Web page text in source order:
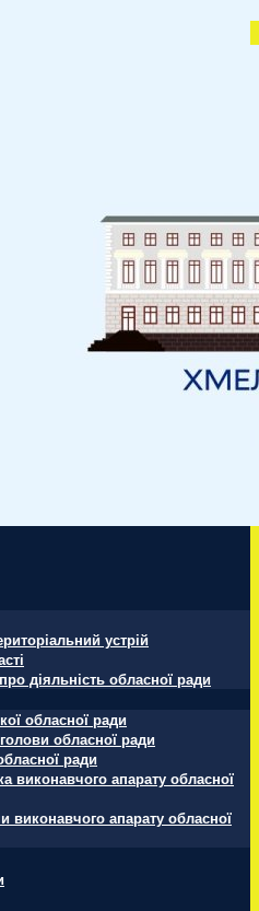
устрій
діяльність обласної ради
обласної ради
обласної ради
ради
виконавчого апарату обласної
виконавчого апарату обласної